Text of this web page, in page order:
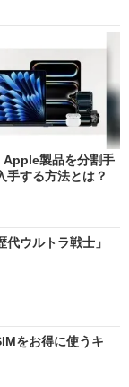
Apple製品を分割手
手する方法とは？
代ウルトラ戦士」
をお得に使うキ